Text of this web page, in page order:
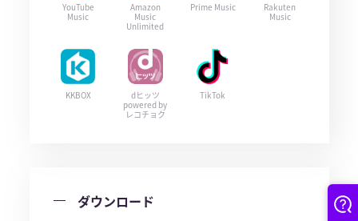
YouTube
Music
Amazon
Music
Unlimited
Prime Music
Rakuten
Music
KKBOX
dヒッツ
powered by
レコチョク
TikTok
ダウンロード